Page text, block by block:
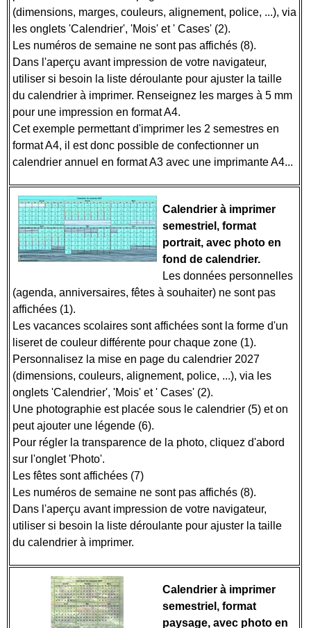
(dimensions, marges, couleurs, alignement, police, ...), via
les onglets 'Calendrier', 'Mois' et ' Cases' (2).
Les numéros de semaine ne sont pas affichés (8).
Dans l'aperçu avant impression de votre navigateur,
utiliser si besoin la liste déroulante pour ajuster la taille
du calendrier à imprimer. Renseignez les marges à 5 mm
pour une impression en format A4.
Cet exemple permettant d'imprimer les 2 semestres en
format A4, il est donc possible de confectionner un
calendrier annuel en format A3 avec une imprimante A4...
Calendrier à imprimer
semestriel, format
portrait, avec photo en
fond de calendrier.
Les données personnelles
(agenda, anniversaires, fêtes à souhaiter) ne sont pas
affichées (1).
Les vacances scolaires sont affichées sont la forme d'un
liseret de couleur différente pour chaque zone (1).
Personnalisez la mise en page du calendrier 2027
(dimensions, couleurs, alignement, police, ...), via les
onglets 'Calendrier', 'Mois' et ' Cases' (2).
Une photographie est placée sous le calendrier (5) et on
peut ajouter une légende (6).
Pour régler la transparence de la photo, cliquez d'abord
sur l'onglet 'Photo'.
Les fêtes sont affichées (7)
Les numéros de semaine ne sont pas affichés (8).
Dans l'aperçu avant impression de votre navigateur,
utiliser si besoin la liste déroulante pour ajuster la taille
du calendrier à imprimer.
Calendrier à imprimer
semestriel, format
paysage, avec photo en